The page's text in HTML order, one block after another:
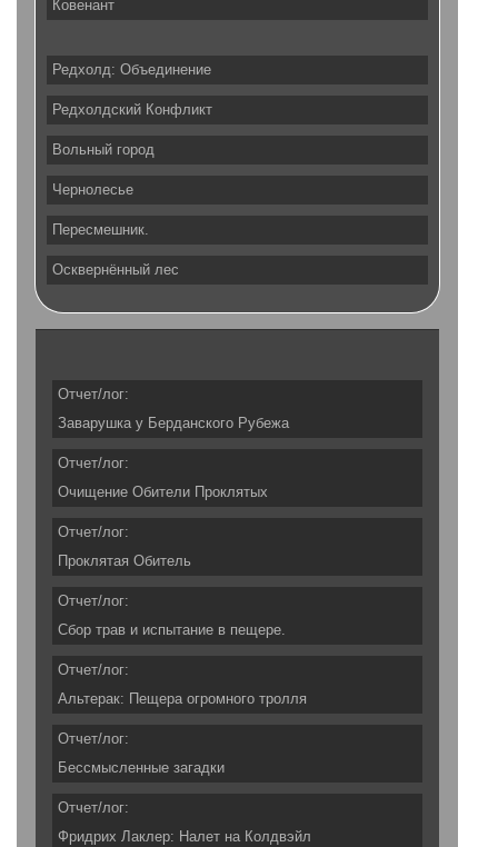
Ковенант
Редхолд: Объединение
Редхолдский Конфликт
Вольный город
Чернолесье
Пересмешник.
Осквернённый лес
Отчет/лог:
Заварушка у Берданского Рубежа
Отчет/лог:
Очищение Обители Проклятых
Отчет/лог:
Проклятая Обитель
Отчет/лог:
Сбор трав и испытание в пещере.
Отчет/лог:
Альтерак: Пещера огромного тролля
Отчет/лог:
Бессмысленные загадки
Отчет/лог:
Фридрих Лаклер: Налет на Колдвэйл